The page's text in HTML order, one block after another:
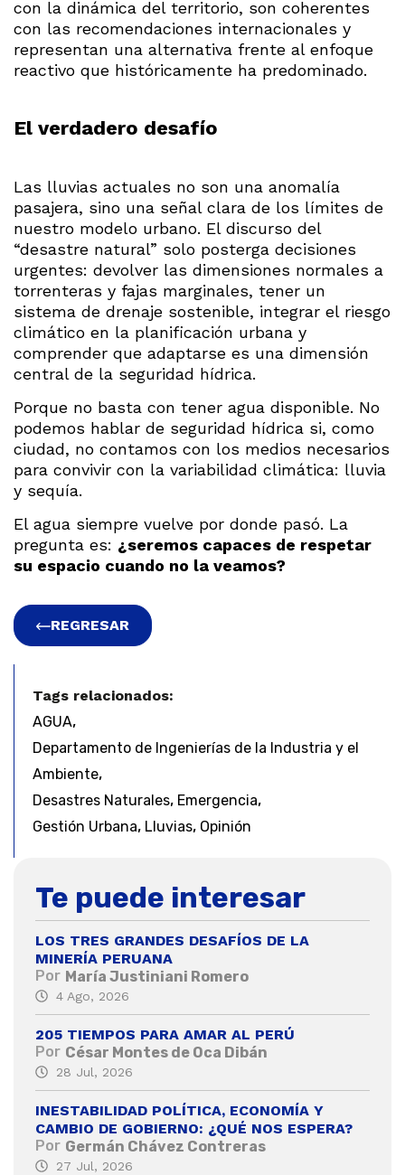
con la dinámica del territorio, son coherentes
con las recomendaciones internacionales y
representan una alternativa frente al enfoque
reactivo que históricamente ha predominado.
El verdadero desafío
Las lluvias actuales no son una anomalía
pasajera, sino una señal clara de los límites de
nuestro modelo urbano. El discurso del
“desastre natural” solo posterga decisiones
urgentes: devolver las dimensiones normales a
torrenteras y fajas marginales, tener un
sistema de drenaje sostenible, integrar el riesgo
climático en la planificación urbana y
comprender que adaptarse es una dimensión
central de la seguridad hídrica.
Porque no basta con tener agua disponible. No
podemos hablar de seguridad hídrica si, como
ciudad, no contamos con los medios necesarios
para convivir con la variabilidad climática: lluvia
y sequía.
El agua siempre vuelve por donde pasó. La
pregunta es: ¿seremos capaces de respetar
su espacio cuando no la veamos?
REGRESAR
Tags relacionados:
AGUA,
Departamento de Ingenierías de la Industria y el
Ambiente,
Desastres Naturales, Emergencia,
Gestión Urbana, Lluvias, Opinión
Te puede interesar
LOS TRES GRANDES DESAFÍOS DE LA
MINERÍA PERUANA
Por María Justiniani Romero
4 Ago, 2026
205 TIEMPOS PARA AMAR AL PERÚ
Por César Montes de Oca Dibán
28 Jul, 2026
INESTABILIDAD POLÍTICA, ECONOMÍA Y
CAMBIO DE GOBIERNO: ¿QUÉ NOS ESPERA?
Por Germán Chávez Contreras
27 Jul, 2026